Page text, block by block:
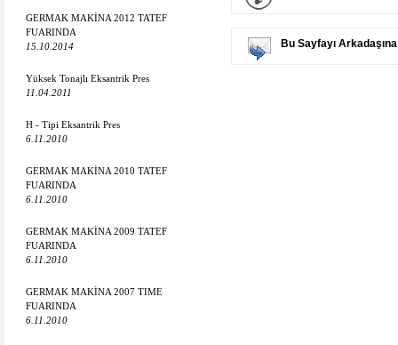
GERMAK MAKİNA 2012 TATEF
FUARINDA
15.10.2014
Yüksek Tonajlı Eksantrik Pres
11.04.2011
H - Tipi Eksantrik Pres
6.11.2010
GERMAK MAKİNA 2010 TATEF
FUARINDA
6.11.2010
GERMAK MAKİNA 2009 TATEF
FUARINDA
6.11.2010
GERMAK MAKİNA 2007 TIME
FUARINDA
6.11.2010
Bu Sayfayı